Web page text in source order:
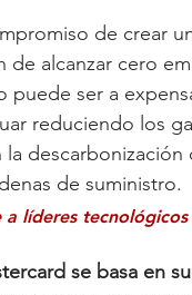
de crear
de alcanzar cero
ser a
reduciendo los
de suministro.
a líderes
se basa en